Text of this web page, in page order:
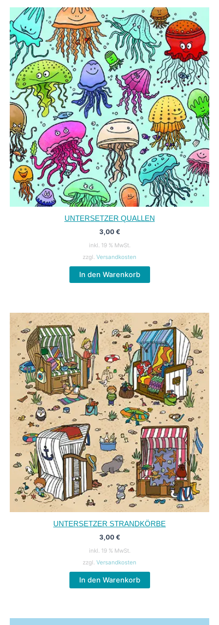
UNTERSETZER QUALLEN
3,00€
inkl. 19 % MwSt.
zzgl. Versandkosten
In den Warenkorb
UNTERSETZER STRANDKÖRBE
3,00€
inkl. 19 % MwSt.
zzgl. Versandkosten
In den Warenkorb